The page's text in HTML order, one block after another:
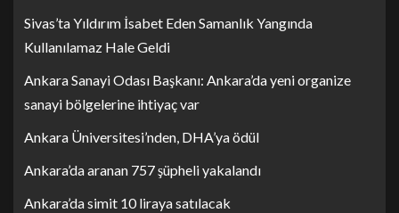
Sivas’ta Yıldırım İsabet Eden Samanlık Yangında
Kullanılamaz Hale Geldi
Ankara Sanayi Odası Başkanı: Ankara’da yeni organize
sanayi bölgelerine ihtiyaç var
Ankara Üniversitesi’nden, DHA’ya ödül
Ankara’da aranan 757 şüpheli yakalandı
Ankara’da simit 10 liraya satılacak